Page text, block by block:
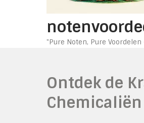
"Pure Noten, Pure
Ontdek de
Chemicaliën